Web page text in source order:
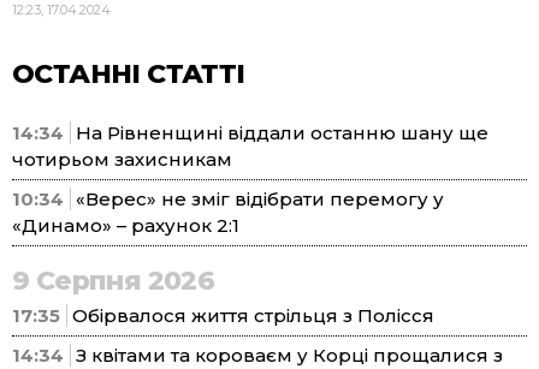
12:23, 17.04.2024
ОСТАННІ СТАТТІ
14:34
На Рівненщині віддали останню шану ще
чотирьом захисникам
10:34
«Верес» не зміг відібрати перемогу у
«Динамо» – рахунок 2:1
9 Серпня 2026
17:35 Обірвалося життя стрільця з Полісся
14:34 З квітами та короваєм у Корці прощалися з